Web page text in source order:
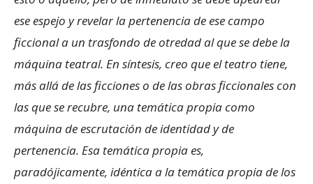
ese espejo y revelar la pertenencia de ese campo
ficcional a un trasfondo de otredad al que se debe la
máquina teatral. En síntesis, creo que el teatro tiene,
más allá de las ficciones o de las obras ficcionales con
las que se recubre, una temática propia como
máquina de escrutación de identidad y de
pertenencia. Esa temática propia es,
paradójicamente, idéntica a la temática propia de los